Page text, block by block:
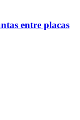
entre placas